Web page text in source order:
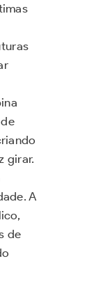
girar.
A
de